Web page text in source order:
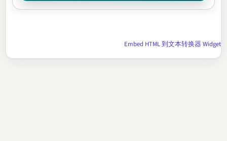
Embed HTML 到文本转换器 Widget